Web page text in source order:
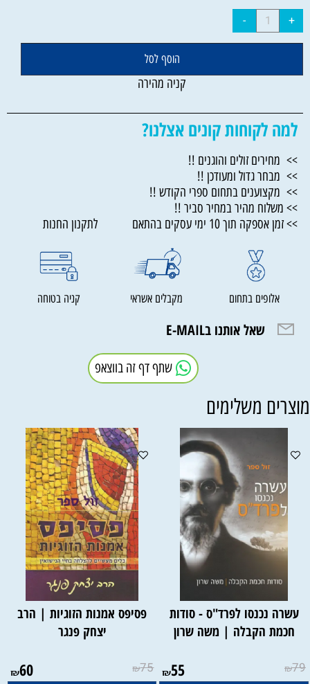
הוסף לסל
קניה מהירה
למה לקוחות קונים אצלנו?
>> מחירים זולים והוגנים !!
>> מבחר גדול ומעודכן !!
>> מקצוענים בתחום ספרי הקודש !!
>> משלוח מהיר במחיר סביר !!
>> זמן אספקה תוך 10 ימי עסקים בהתאם לתקנון החנות
אלופים בתחום מקבלים אשראי קניה בטוחה
שאל אותנו בE-MAIL
שתף דף זה בווצאפ
משלימים
עשרה נכנסו לפרד"ס - סודות
חכמת הקבלה | משה שרון
₪79
₪55
פסיפס אמנות הזוגיות | הרב
יצחק פנגר
₪75
₪60